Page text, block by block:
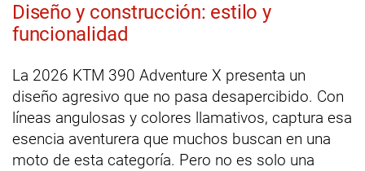
Diseño y construcción: estilo y
funcionalidad
La 2026 KTM 390 Adventure X presenta un
diseño agresivo que no pasa desapercibido. Con
líneas angulosas y colores llamativos, captura esa
esencia aventurera que muchos buscan en una
moto de esta categoría. Pero no es solo una